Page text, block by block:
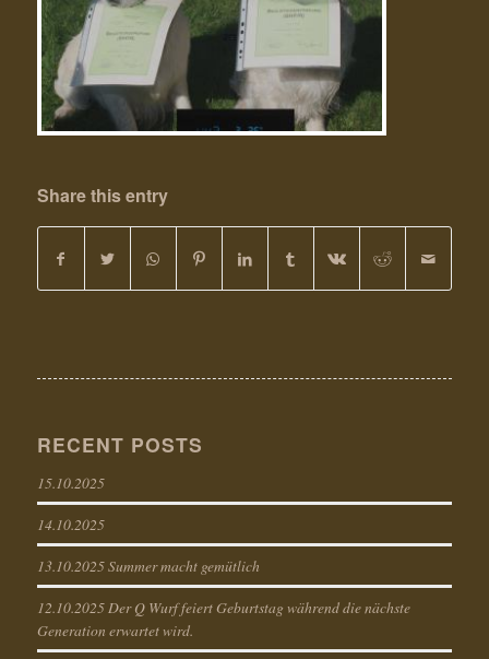
Share this entry
RECENT POSTS
15.10.2025
14.10.2025
13.10.2025 Summer macht gemütlich
12.10.2025 Der Q Wurf feiert Geburtstag während die nächste
Generation erwartet wird.